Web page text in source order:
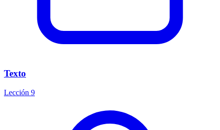
Texto
Lección 9